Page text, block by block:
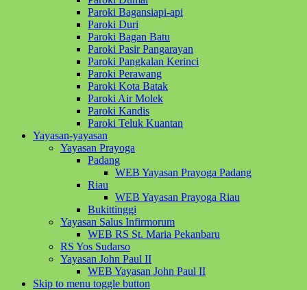
Paroki Bagansiapi-api
Paroki Duri
Paroki Bagan Batu
Paroki Pasir Pangarayan
Paroki Pangkalan Kerinci
Paroki Perawang
Paroki Kota Batak
Paroki Air Molek
Paroki Kandis
Paroki Teluk Kuantan
Yayasan-yayasan
Yayasan Prayoga
Padang
WEB Yayasan Prayoga Padang
Riau
WEB Yayasan Prayoga Riau
Bukittinggi
Yayasan Salus Infirmorum
WEB RS St. Maria Pekanbaru
RS Yos Sudarso
Yayasan John Paul II
WEB Yayasan John Paul II
Skip to menu toggle button